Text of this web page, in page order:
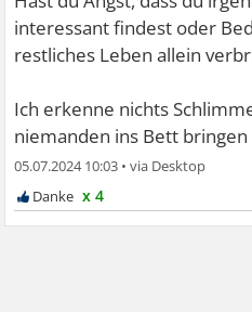
interessant findest oder
restliches Leben allein
Ich erkenne nichts
niemanden ins Bett
05.07.2024 10:03 •
x 4